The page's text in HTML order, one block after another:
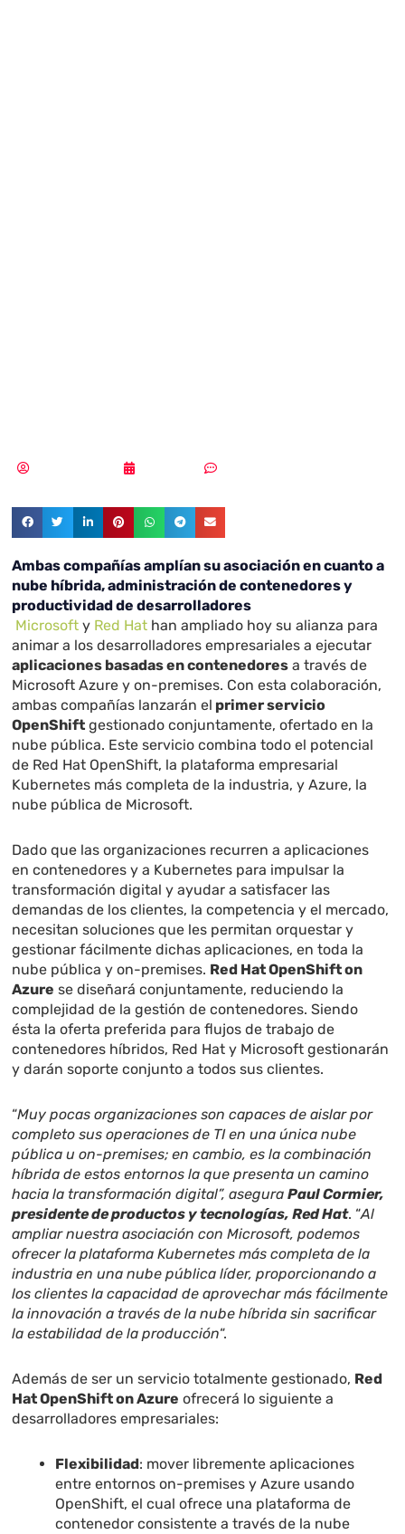
Ambas compañías amplían su asociación en cuanto a
nube híbrida, administración de contenedores y
productividad de desarrolladores
Microsoft y Red Hat han ampliado hoy su alianza para
animar a los desarrolladores empresariales a ejecutar
aplicaciones basadas en contenedores a través de
Microsoft Azure y on-premises. Con esta colaboración,
ambas compañías lanzarán el primer servicio
OpenShift gestionado conjuntamente, ofertado en la
nube pública. Este servicio combina todo el potencial
de Red Hat OpenShift, la plataforma empresarial
Kubernetes más completa de la industria, y Azure, la
nube pública de Microsoft.
Dado que las organizaciones recurren a aplicaciones
en contenedores y a Kubernetes para impulsar la
transformación digital y ayudar a satisfacer las
demandas de los clientes, la competencia y el mercado,
necesitan soluciones que les permitan orquestar y
gestionar fácilmente dichas aplicaciones, en toda la
nube pública y on-premises. Red Hat OpenShift on
Azure se diseñará conjuntamente, reduciendo la
complejidad de la gestión de contenedores. Siendo
ésta la oferta preferida para flujos de trabajo de
contenedores híbridos, Red Hat y Microsoft gestionarán
y darán soporte conjunto a todos sus clientes.
“Muy pocas organizaciones son capaces de aislar por
completo sus operaciones de TI en una única nube
pública u on-premises; en cambio, es la combinación
híbrida de estos entornos la que presenta un camino
hacia la transformación digital”, aseguraPaul Cormier,
presidente de productos y tecnologías, Red Hat. “Al
ampliar nuestra asociación con Microsoft, podemos
ofrecer la plataforma Kubernetes más completa de la
industria en una nube pública líder, proporcionando a
los clientes la capacidad de aprovechar más fácilmente
la innovación a través de la nube híbrida sin sacrificar
la estabilidad de la producción“.
Además de ser un servicio totalmente gestionado, Red
Hat OpenShift on Azure ofrecerá lo siguiente a
desarrolladores empresariales:
Flexibilidad: mover libremente aplicaciones
entre entornos on-premises y Azure usando
OpenShift, el cual ofrece una plataforma de
contenedor consistente a través de la nube